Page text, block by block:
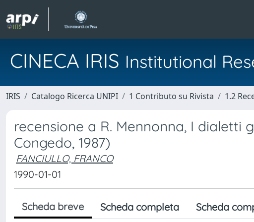
CINECA IRIS Institutional
IRIS Catalogo Ricerca UNIPI 1 Contributo su Rivista 1.2
recensione a R. Mennonna, I dialetti
Congedo, 1987)
FANCIULLO, FRANCO
1990-01-01
Scheda breve Scheda completa Scheda